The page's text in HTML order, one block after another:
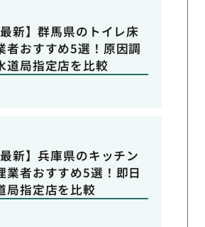
新】群馬県のトイレ床
者おすすめ5選！原因調
道局指定店を比較
新】兵庫県のキッチン
業者おすすめ5選！即日
局指定店を比較